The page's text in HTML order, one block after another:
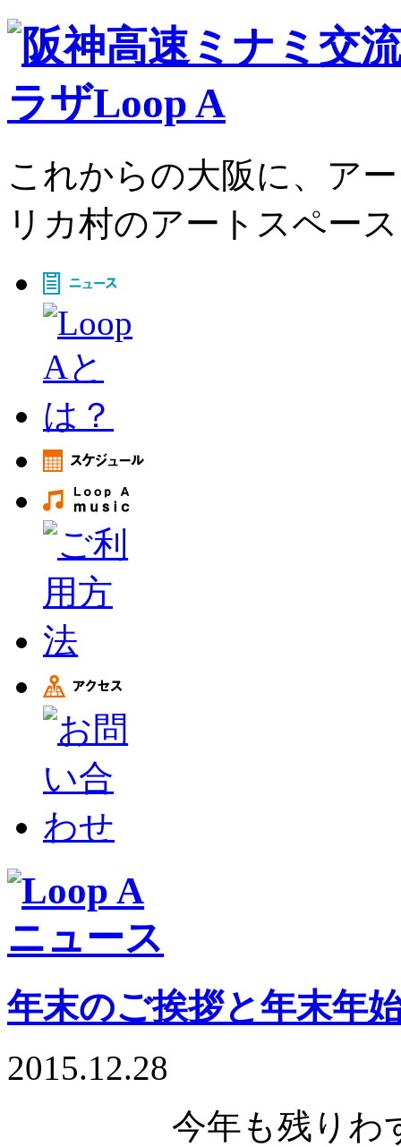
これからの大阪に、ア
リカ村のアートスペー
年末のご挨拶と年末年
2015.12.28
今年も残りわ